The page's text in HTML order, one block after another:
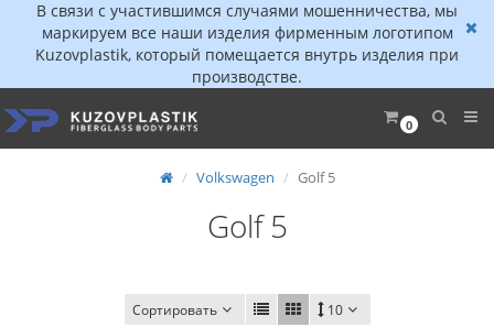
В связи с участившимся случаями мошенничества, мы
маркируем все наши изделия фирменным логотипом
Kuzovplastik, который помещается внутрь изделия при
производстве.
0
Volkswagen Golf 5
Golf 5
Сортировать 10